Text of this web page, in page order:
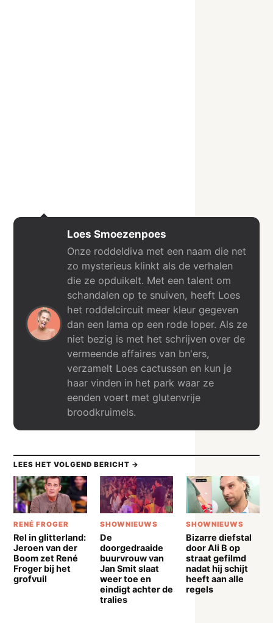
Loes Smoezenpoes
Onze roddeldiva met een naam die net
zo mysterieus klinkt als de verhalen
die ze opduikelt. Met een talent om
schandalen op te snuiven, heeft Loes
het roddelcircuit meer kleur gegeven
dan een lama op een rode loper. Als ze
niet bezig is met het schrijven over de
vermeende affaires van bn'ers,
verzamelt Loes cactussen en kun je
haar vinden in het park waar ze
eenden voert met glutenvrije
broodkruimels.
LEES HET VOLGEND BERICHT →
RENÉ FROGER
Rel in glitterland:
Jeroen van der
Boom zet René
Froger bij het
grofvuil
SHOWNIEUWS
De
doorgedraaide
buurvrouw van
Jan Smit slaat
weer toe en
eindigt achter de
tralies
SHOWNIEUWS
Bizarre diefstal
door Ali B op
straat gefilmd
nadat hij schijt
heeft aan alle
regels